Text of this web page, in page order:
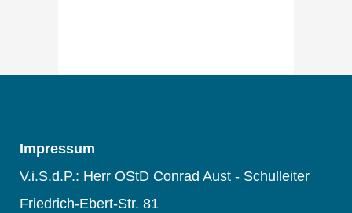
Impressum
V.i.S.d.P.: Herr OStD Conrad Aust - Schulleiter
Friedrich-Ebert-Str. 81